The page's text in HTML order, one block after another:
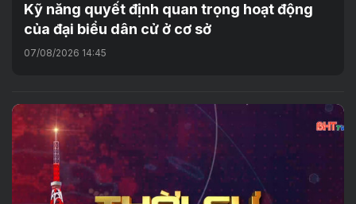
Kỹ năng quyết định quan trọng hoạt động
của đại biểu dân cử ở cơ sở
07/08/2026 14:45